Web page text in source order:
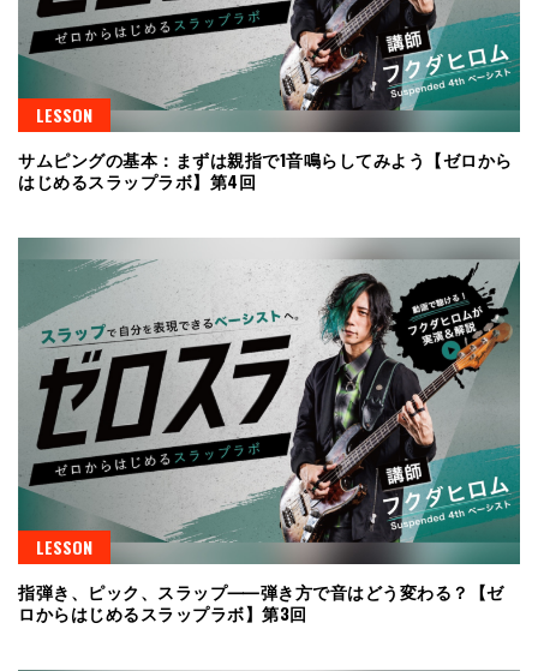
LESSON
サムピングの基本：まずは親指で1音鳴らしてみよう【ゼロから
はじめるスラップラボ】第4回
LESSON
指弾き、ピック、スラップ⸺弾き方で音はどう変わる？【ゼ
ロからはじめるスラップラボ】第3回